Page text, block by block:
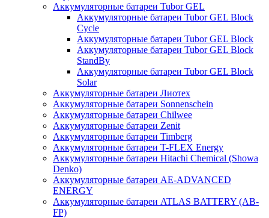
Аккумуляторные батареи Tubor GEL
Аккумуляторные батареи Tubor GEL Block
Cycle
Аккумуляторные батареи Tubor GEL Block
Аккумуляторные батареи Tubor GEL Block
StandBy
Аккумуляторные батареи Tubor GEL Block
Solar
Аккумуляторные батареи Лиотех
Аккумуляторные батареи Sonnenschein
Аккумуляторные батареи Chilwee
Аккумуляторные батареи Zenit
Аккумуляторные батареи Timberg
Аккумуляторные батареи T-FLEX Energy
Аккумуляторные батареи Hitachi Chemical (Showa
Denko)
Аккумуляторные батареи АЕ-ADVANCED
ENERGY
Аккумуляторные батареи ATLAS BATTERY (AB-
FP)